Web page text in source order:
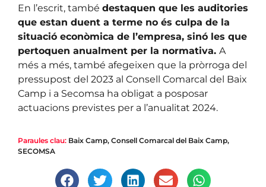
En l’escrit, també destaquen que les auditories
que estan duent a terme no és culpa de la
situació econòmica de l’empresa, sinó les que
pertoquen anualment per la normativa. A
més a més, també afegeixen que la pròrroga del
pressupost del 2023 al Consell Comarcal del Baix
Camp i a Secomsa ha obligat a posposar
actuacions previstes per a l’anualitat 2024.
Paraules clau: Baix Camp, Consell Comarcal del Baix Camp,
SECOMSA